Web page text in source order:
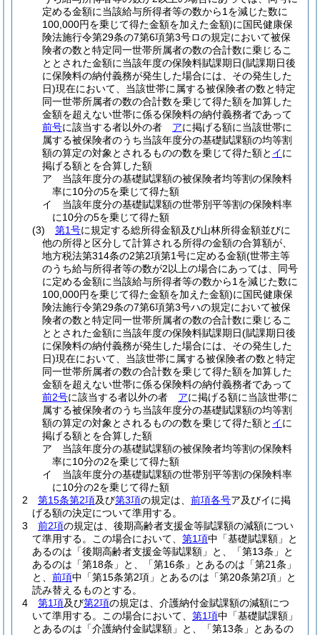
定める金額に当該給与所得者等の数から1を減じた数に
100,000円を乗じて得た金額を加えた金額)に国民健康保
険法施行令第29条の7第6項第3号ロの規定において被保
険者の数と特定同一世帯所属者の数の合計数に乗じるこ
ととされた金額に当該年度の保険料賦課期日(賦課期日後
に保険料の納付義務が発生した場合には、その発生した
日)現在において、当該世帯に属する被保険者の数と特定
同一世帯所属者の数の合計数を乗じて得た額を加算した
金額を超えない世帯に係る保険料の納付義務者であって
前号に該当する者以外の者 アに掲げる額に当該世帯に
属する被保険者のうち当該年度分の基礎賦課額の均等割
額の算定の対象とされるものの数を乗じて得た額と イに
掲げる額とを合算した額
ア
当該年度分の基礎賦課額の被保険者均等割の保険料
率に10分の5を乗じて得た額
イ
当該年度分の基礎賦課額の世帯別平等割の保険料率
に10分の5を乗じて得た額
(3)
第1号に規定する総所得金額及び山林所得金額並びに
他の所得と区分して計算される所得の金額の合算額が、
地方税法第314条の2第2項第1号に定める金額(世帯主等
のうち給与所得者等の数が2以上の場合にあっては、同号
に定める金額に当該給与所得者等の数から1を減じた数に
100,000円を乗じて得た金額を加えた金額)に国民健康保
険法施行令第29条の7第6項第3号ハの規定において被保
険者の数と特定同一世帯所属者の数の合計数に乗じるこ
ととされた金額に当該年度の保険料賦課期日(賦課期日後
に保険料の納付義務が発生した場合には、その発生した
日)現在において、当該世帯に属する被保険者の数と特定
同一世帯所属者の数の合計数を乗じて得た額を加算した
金額を超えない世帯に係る保険料の納付義務者であって
前2号に該当する者以外の者 アに掲げる額に当該世帯に
属する被保険者のうち当該年度分の基礎賦課額の均等割
額の算定の対象とされるものの数を乗じて得た額と イに
掲げる額とを合算した額
ア
当該年度分の基礎賦課額の被保険者均等割の保険料
率に10分の2を乗じて得た額
イ
当該年度分の基礎賦課額の世帯別平等割の保険料率
に10分の2を乗じて得た額
2
第15条第2項及び第3項の規定は、 前項各号ア及びイに掲
げる額の決定について準用する。
3
前2項の規定は、後期高齢者支援金等賦課額の減額につい
て準用する。
この場合において、 第1項中「基礎賦課額」と
あるのは「後期高齢者支援金等賦課額」と、「第13条」と
あるのは「第18条」と、「第16条」とあるのは「第21条」
と、 前項中「第15条第2項」とあるのは「第20条第2項」と
読み替えるものとする。
4
第1項及び第2項の規定は、介護納付金賦課額の減額につ
いて準用する。
この場合において、 第1項中「基礎賦課額」
とあるのは「介護納付金賦課額」と、「第13条」とあるの